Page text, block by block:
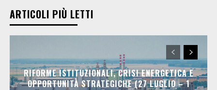
ARTICOLI PIÙ LETTI
RIFORME ISTITUZIONALI, CRISI ENERGETICA E
OPPORTUNITÀ STRATEGICHE (27 LUGLIO – 1